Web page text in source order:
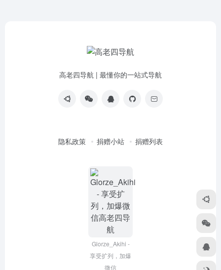
高老四导航 | 最懂你的一站式导航
隐私政策 捐赠小站 捐赠列表
Glorze_Akihi -
享受扩列，加爆
微信